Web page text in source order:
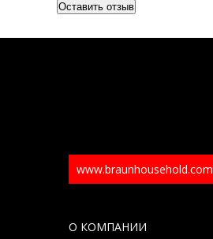
www.braunhousehold.com
О КОМПАНИИ